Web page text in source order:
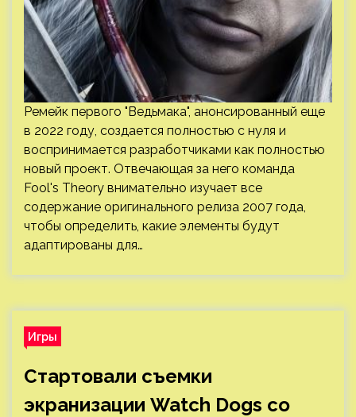
Ремейк первого "Ведьмака", анонсированный еще
в 2022 году, создается полностью с нуля и
воспринимается разработчиками как полностью
новый проект. Отвечающая за него команда
Fool's Theory внимательно изучает все
содержание оригинального релиза 2007 года,
чтобы определить, какие элементы будут
адаптированы для…
Игры
Стартовали съемки
экранизации Watch Dogs со